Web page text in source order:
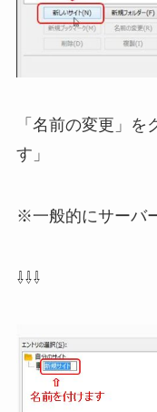
「名前の変更」
す」
※一般的にサーバ
⇩⇩⇩